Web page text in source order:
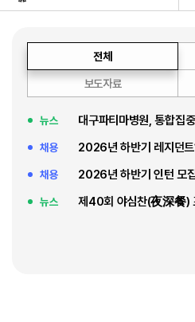
전체
뉴스
채용 2026년 하반기 레지던트
채용 2026년 하반기 인턴 모
뉴스 제40회 야심찬(夜深餐)
보도자료